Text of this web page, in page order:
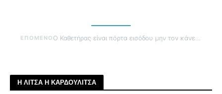
ΕΠΟΜΕΝΟ Ο Καθετήρας είναι πόρτα εισόδου μην τον κάνεις πόρτα κινδύνου
Η ΛΙΤΣΑ Η ΚΑΡΔΟΥΛΙΤΣΑ